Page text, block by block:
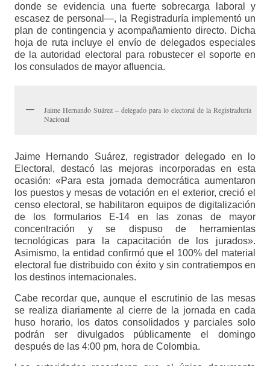
donde se evidencia una fuerte sobrecarga laboral y
escasez de personal—, la Registraduría implementó un
plan de contingencia y acompañamiento directo. Dicha
hoja de ruta incluye el envío de delegados especiales
de la autoridad electoral para robustecer el soporte en
los consulados de mayor afluencia.
Jaime Hernando Suárez – delegado para lo electoral de la Registraduría
Nacional
Jaime Hernando Suárez, registrador delegado en lo
Electoral, destacó las mejoras incorporadas en esta
ocasión: «Para esta jornada democrática aumentaron
los puestos y mesas de votación en el exterior, creció el
censo electoral, se habilitaron equipos de digitalización
de los formularios E-14 en las zonas de mayor
concentración y se dispuso de herramientas
tecnológicas para la capacitación de los jurados».
Asimismo, la entidad confirmó que el 100% del material
electoral fue distribuido con éxito y sin contratiempos en
los destinos internacionales.
Cabe recordar que, aunque el escrutinio de las mesas
se realiza diariamente al cierre de la jornada en cada
huso horario, los datos consolidados y parciales solo
podrán ser divulgados públicamente el domingo
después de las 4:00 pm, hora de Colombia.